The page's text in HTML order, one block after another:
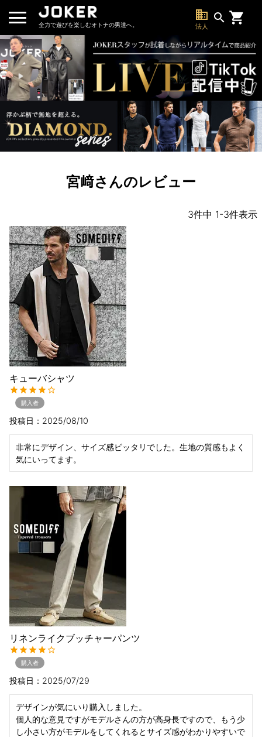
全力で遊びを楽しむオトナの男達へ。
business
法人
search
宮﨑さんのレビュー
3件中 1-3件表示
キューバシャツ
購入者
投稿日 2025/08/10
非常にデザイン、サイズ感ビッタリでした。生地の質感もよく
気にいってます。
リネンライクブッチャーパンツ
購入者
投稿日 2025/07/29
デザインが気にいり購入しました。
個人的な意見ですがモデルさんの方が高身長ですので、もう少
し小さい方がモデルをしてくれるとサイズ感がわかりやすいで